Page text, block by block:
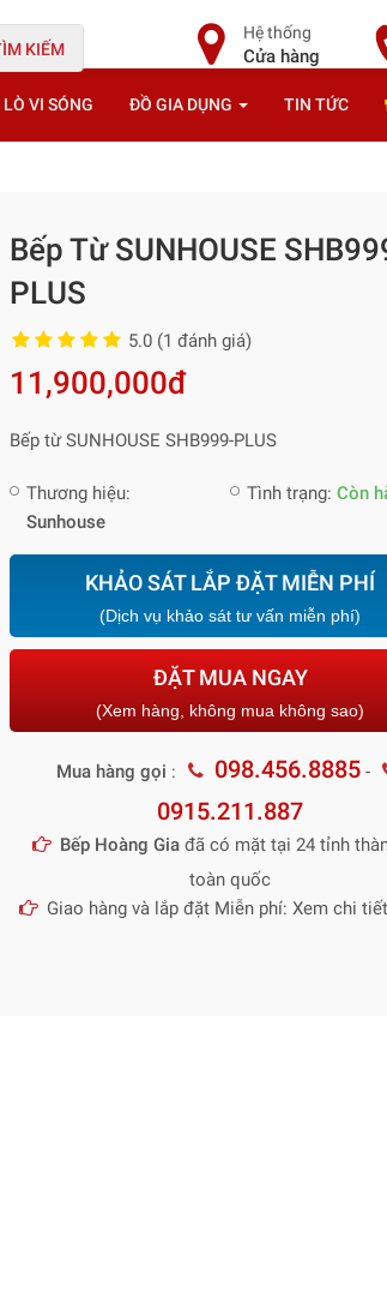
KIẾM
Hệ thống
Cửa hàng
LÒ VI SÓNG ĐỒ GIA DỤNG TIN TỨC
Bếp Từ SUNHOUSE
PLUS
5.0 (1 đánh giá)
11,900,000đ
Bếp từ SUNHOUSE SHB999-PLUS
Thương hiệu:
Sunhouse
Tình trạng:Còn
KHẢO SÁT LẮP ĐẶT MIỄN PHÍ
(Dịch vụ khảo sát tư vấn miễn phí)
ĐẶT MUA NGAY
(Xem hàng, không mua không sao)
Mua hàng gọi : 098.456.8885 -
0915.211.887
Bếp Hoàng Giađã có mặt tại 24 tỉnh
toàn quốc
Giao hàng và lắp đặt Miễn phí: Xem chi